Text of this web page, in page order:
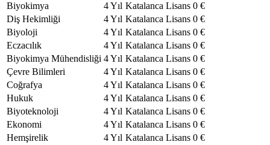
Biyokimya
4 Yıl Katalanca Lisans 0 €
Diş Hekimliği
4 Yıl Katalanca Lisans 0 €
Biyoloji
4 Yıl Katalanca Lisans 0 €
Eczacılık
4 Yıl Katalanca Lisans 0 €
Biyokimya Mühendisliği 4 Yıl Katalanca Lisans 0 €
Çevre Bilimleri
4 Yıl Katalanca Lisans 0 €
Coğrafya
4 Yıl Katalanca Lisans 0 €
Hukuk
4 Yıl Katalanca Lisans 0 €
Biyoteknoloji
4 Yıl Katalanca Lisans 0 €
Ekonomi
4 Yıl Katalanca Lisans 0 €
Hemşirelik
4 Yıl Katalanca Lisans 0 €